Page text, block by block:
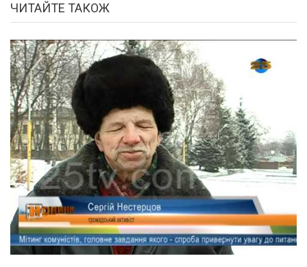
ЧИТАЙТЕ ТАКОЖ